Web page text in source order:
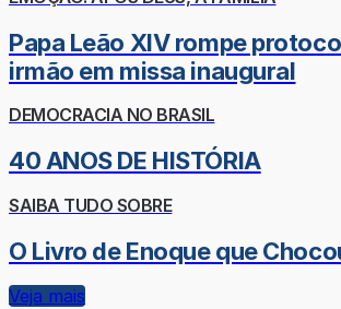
Papa Leão XIV rompe
irmão em missa inaugural
DEMOCRACIA NO BRASIL
40 ANOS DE HISTÓRIA
SAIBA TUDO SOBRE
O Livro de Enoque que
Veja mais